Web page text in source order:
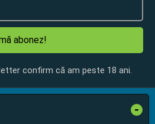
abonez!
confirm că am peste 18 ani.
-